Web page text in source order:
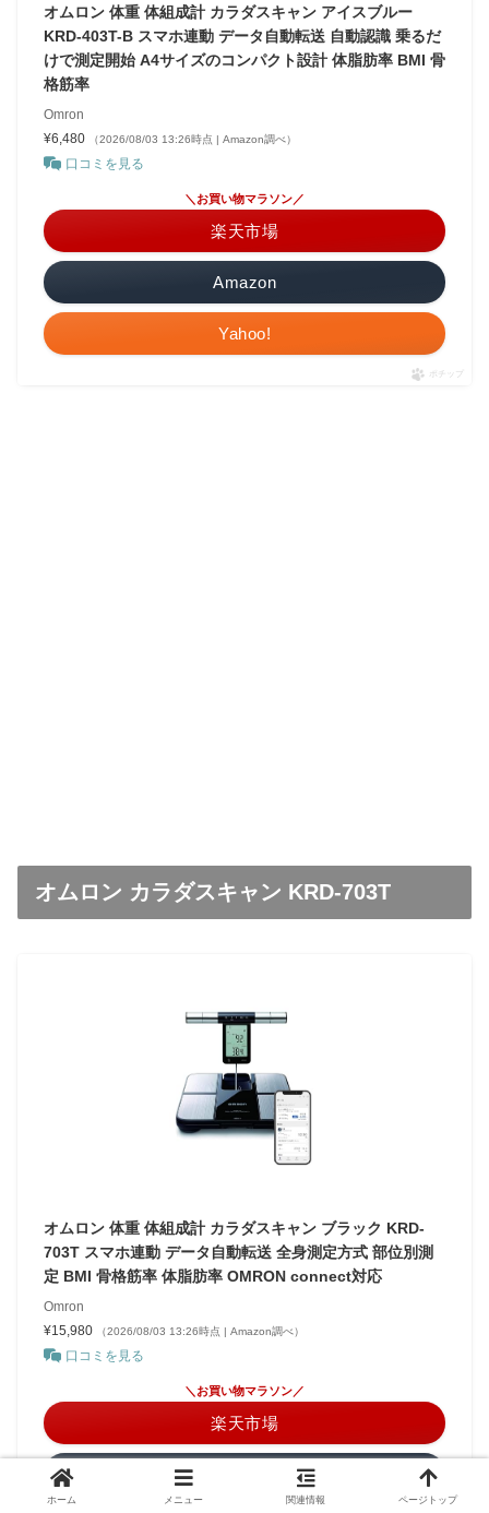
オムロン 体重 体組成計 カラダスキャン アイスブルー
KRD-403T-B スマホ連動 データ自動転送 自動認識 乗るだ
けで測定開始 A4サイズのコンパクト設計 体脂肪率 BMI 骨
格筋率
Omron
¥6,480
（2026/08/03 13:26時点 | Amazon調べ）
口コミを見る
Amazon
＼お買い物マラソン／
楽天市場
Yahoo!
ポチップ
オムロン カラダスキャン KRD-703T
オムロン 体重 体組成計 カラダスキャン ブラック KRD-
703T スマホ連動 データ自動転送 全身測定方式 部位別測
定 BMI 骨格筋率 体脂肪率 OMRON connect対応
Omron
¥15,980
（2026/08/03 13:26時点 | Amazon調べ）
口コミを見る
＼お買い物マラソン／
楽天市場
ホーム メニュー 関連情報 ページトップ